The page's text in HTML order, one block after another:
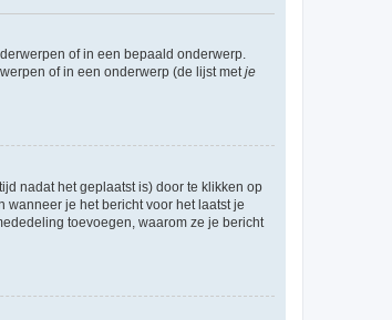
of in een bepaald onderwerp.
of in een onderwerp (de lijst metje
nadat het geplaatst is) door te klikken op
je het bericht voor het laatst je
toevoegen, waarom ze je bericht